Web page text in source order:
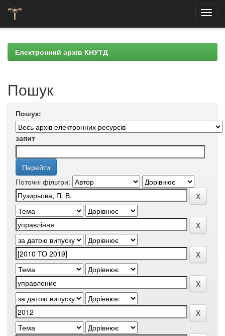
navigationЕлектронний архів КНУТД
Пошук
Пошук:
запит
Поточні фільтри: